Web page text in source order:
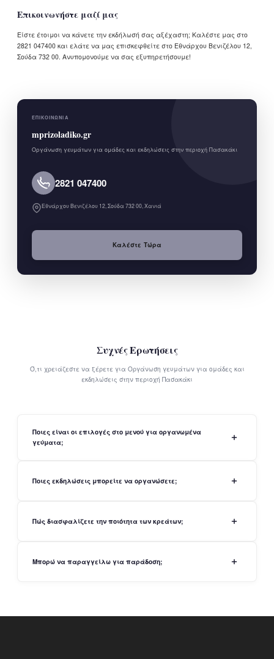
Επικοινωνήστε μαζί μας
Είστε έτοιμοι να κάνετε την εκδήλωσή σας αξέχαστη; Καλέστε μας στο
2821 047400 και ελάτε να μας επισκεφθείτε στο Εθνάρχου Βενιζέλου 12,
Σούδα 732 00. Ανυπομονούμε να σας εξυπηρετήσουμε!
ΕΠΙΚΟΙΝΩΝΊΑ
mprizoladiko.gr
Οργάνωση γευμάτων για ομάδες και εκδηλώσεις στην περιοχή Πασακάκι
2821 047400
Εθνάρχου Βενιζέλου 12, Σούδα 732 00, Χανιά
Καλέστε Τώρα
Συχνές Ερωτήσεις
Ό,τι χρειάζεστε να ξέρετε για Οργάνωση γευμάτων για ομάδες και
εκδηλώσεις στην περιοχή Πασακάκι
Ποιες είναι οι επιλογές στο μενού για οργανωμένα
γεύματα;
Ποιες εκδηλώσεις μπορείτε να οργανώσετε;
Πώς διασφαλίζετε την ποιότητα των κρεάτων;
Μπορώ να παραγγείλω για παράδοση;